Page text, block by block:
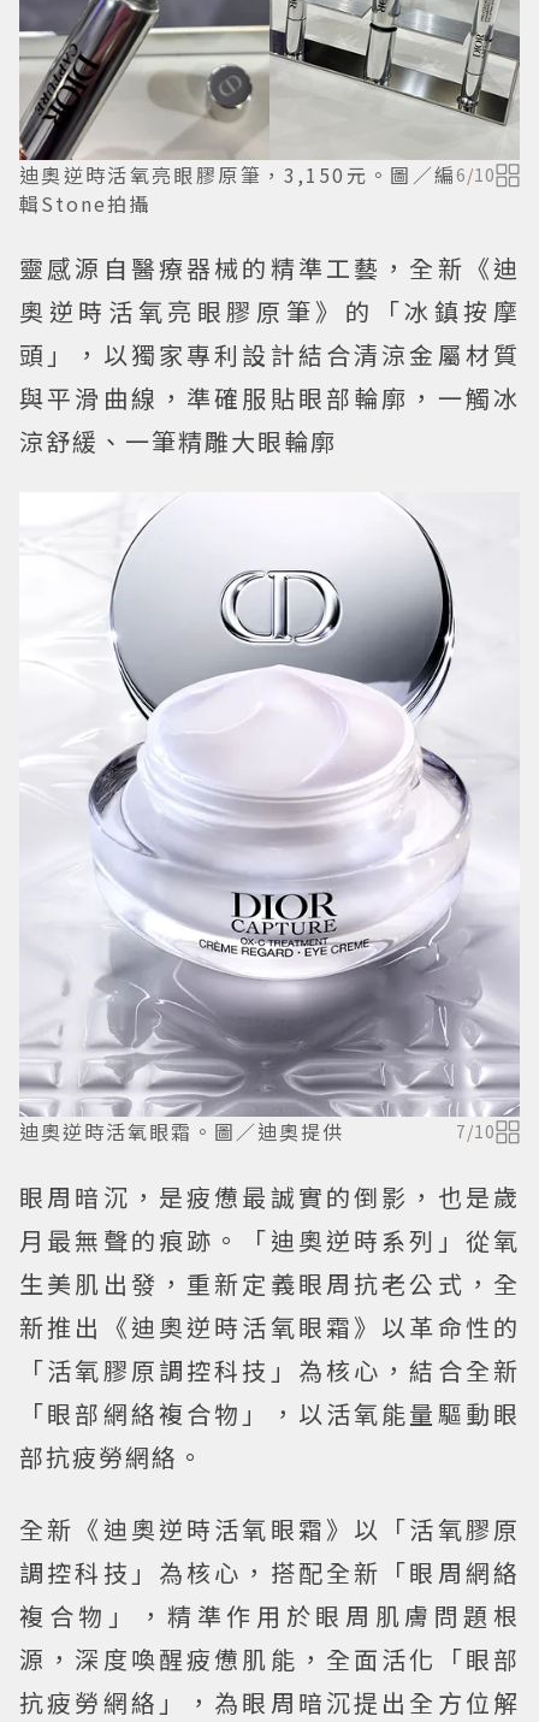
迪奧逆時活氧亮眼膠原筆，3,150元。圖／編
輯Stone拍攝
6/10
靈感源自醫療器械的精準工藝，全新《迪
奧逆時活氧亮眼膠原筆》的「冰鎮按摩
頭」，以獨家專利設計結合清涼金屬材質
與平滑曲線，準確服貼眼部輪廓，一觸冰
涼舒緩、一筆精雕大眼輪廓
迪奧逆時活氧眼霜。圖／迪奧提供 7/10
眼周暗沉，是疲憊最誠實的倒影，也是歲
月最無聲的痕跡。「迪奧逆時系列」從氧
生美肌出發，重新定義眼周抗老公式，全
新推出《迪奧逆時活氧眼霜》以革命性的
「活氧膠原調控科技」為核心，結合全新
「眼部網絡複合物」，以活氧能量驅動眼
部抗疲勞網絡。
全新《迪奧逆時活氧眼霜》以「活氧膠原
調控科技」為核心，搭配全新「眼周網絡
複合物」，精準作用於眼周肌膚問題根
源，深度喚醒疲憊肌能，全面活化「眼部
抗疲勞網絡」，為眼周暗沉提出全方位解